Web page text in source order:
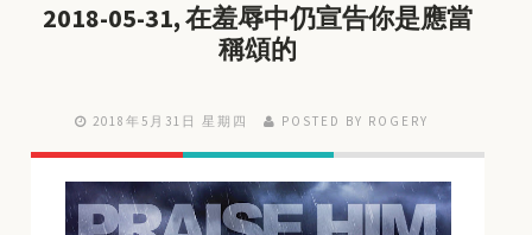
2018-05-31, 在羞辱中仍宣告你是應當
稱頌的
2018年5月31日 星期四 POSTED BY ROGERY